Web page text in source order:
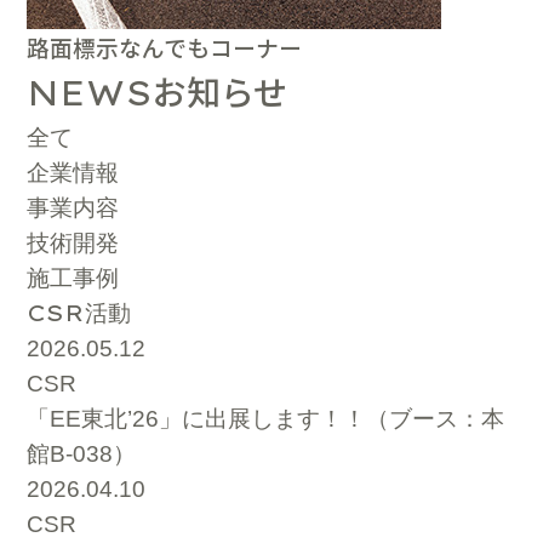
路面標示なんでもコーナー
NEWSお知らせ
全て
企業情報
事業内容
技術開発
施工事例
CSR活動
2026.05.12
CSR
「EE東北’26」に出展します！！（ブース：本
館B-038）
2026.04.10
CSR